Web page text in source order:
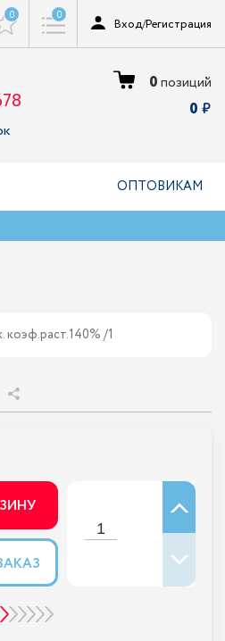
0 0
Вход/Регистрация
0позиций
0
ОПТОВИКАМ
коэф.раст.140% /1